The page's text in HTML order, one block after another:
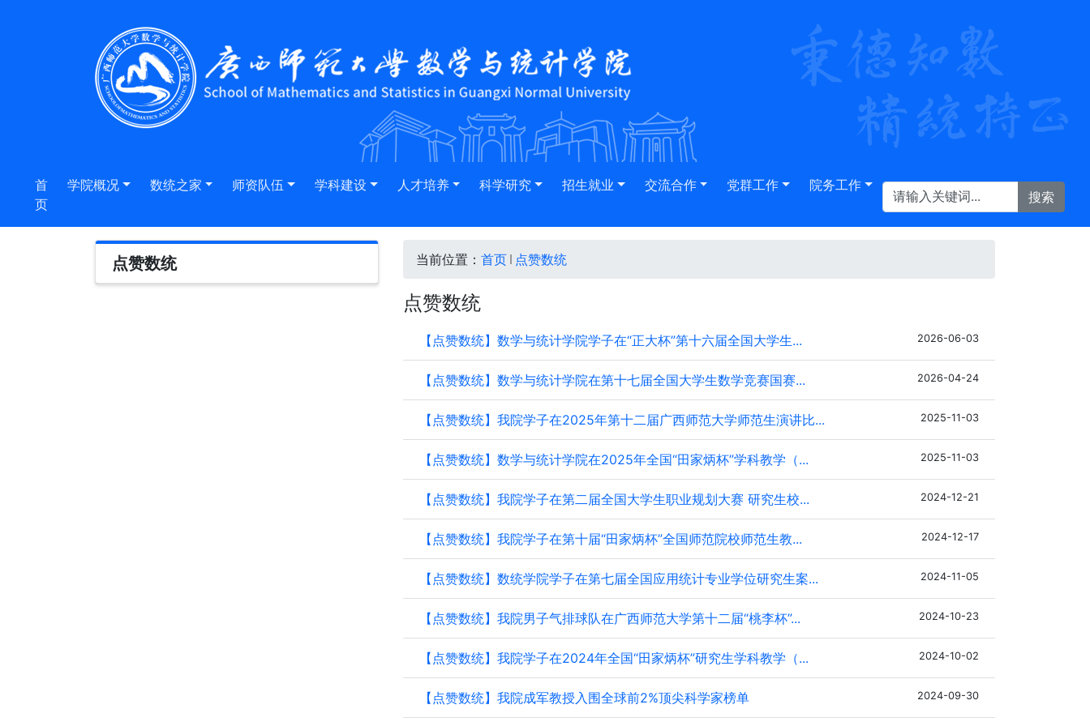
首
页
学院概况 数统之家 师资队伍 学科建设 人才培养 科学研究 招生就业 交流合作 党群工作 院务工作
点赞数统 当前位置： 首页 点赞数统
点赞数统
【点赞数统】数学与统计学院学子在“正大杯”第十六届全国大学生... 2026-06-03
【点赞数统】数学与统计学院在第十七届全国大学生数学竞赛国赛... 2026-04-24
【点赞数统】我院学子在2025年第十二届广西师范大学师范生演讲比... 2025-11-03
【点赞数统】数学与统计学院在2025年全国“田家炳杯”学科教学（... 2025-11-03
【点赞数统】我院学子在第二届全国大学生职业规划大赛 研究生校... 2024-12-21
【点赞数统】我院学子在第十届“田家炳杯”全国师范院校师范生教... 2024-12-17
【点赞数统】数统学院学子在第七届全国应用统计专业学位研究生案... 2024-11-05
【点赞数统】我院男子气排球队在广西师范大学第十二届“桃李杯”... 2024-10-23
【点赞数统】我院学子在2024年全国“田家炳杯”研究生学科教学（... 2024-10-02
【点赞数统】我院成军教授入围全球前2%顶尖科学家榜单 2024-09-30